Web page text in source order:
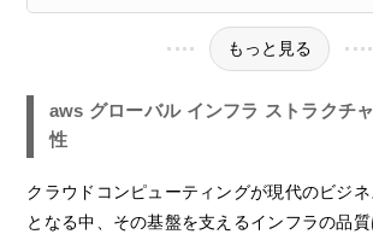
もっと見る
aws グローバル インフラ ストラクチ
性
クラウドコンピューティングが現代のビジ
となる中、その基盤を支えるインフラの品